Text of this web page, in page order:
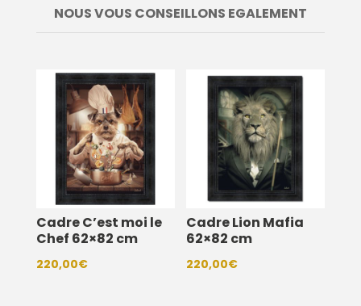
NOUS VOUS CONSEILLONS EGALEMENT
Cadre C’est moi le
Chef 62×82 cm
220,00€
Cadre Lion Mafia
62×82 cm
220,00€